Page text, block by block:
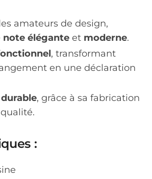
amateurs de design,
note élégante et moderne.
, transformant
en une déclaration
, grâce à sa fabrication
: